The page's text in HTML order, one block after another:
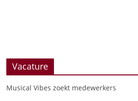
Vacature
Musical Vibes zoekt medewerkers